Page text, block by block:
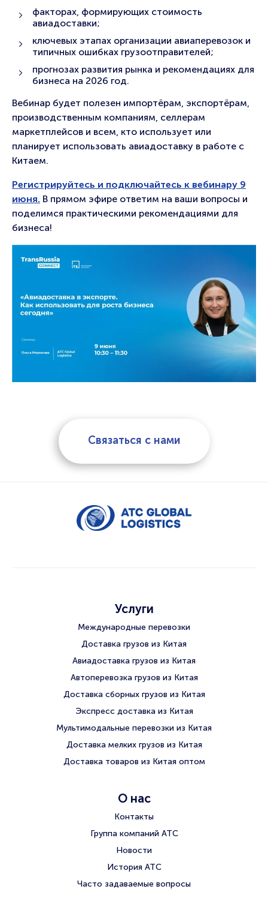
факторах, формирующих стоимость
авиадоставки;
ключевых этапах организации авиаперевозок и
типичных ошибках грузоотправителей;
прогнозах развития рынка и рекомендациях для
бизнеса на 2026 год.
Вебинар будет полезен импортёрам, экспортёрам,
производственным компаниям, селлерам
маркетплейсов и всем, кто использует или
планирует использовать авиадоставку в работе с
Китаем.
Регистрируйтесь и подключайтесь к вебинару 9
июня. В прямом эфире ответим на ваши вопросы и
поделимся практическими рекомендациями для
бизнеса!
Связаться с нами
Услуги
Международные перевозки
Доставка грузов из Китая
Авиадоставка грузов из Китая
Автоперевозка грузов из Китая
Доставка сборных грузов из Китая
Экспресс доставка из Китая
Мультимодальные перевозки из Китая
Доставка мелких грузов из Китая
Доставка товаров из Китая оптом
О нас
Контакты
Группа компаний АТС
Новости
История АТС
Часто задаваемые вопросы